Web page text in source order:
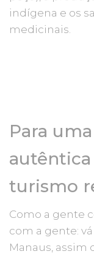
indígena e os
medicinais.
Para
autêntica
turismo
Como a gente
com a gente:
Manaus, assim